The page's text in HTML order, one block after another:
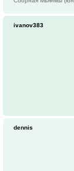
ivanov383
dennis